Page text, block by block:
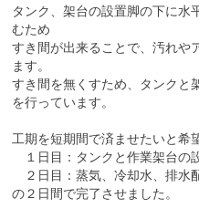
タンク、架台の設置脚の下に水
むため
すき間が出来ることで、汚れや
ます。
すき間を無くすため、タンクと
を行っています。
工期を短期間で済ませたいと希
１日目：タンクと作業架台の
２日目：蒸気、冷却水、排水
の２日間で完了させました。